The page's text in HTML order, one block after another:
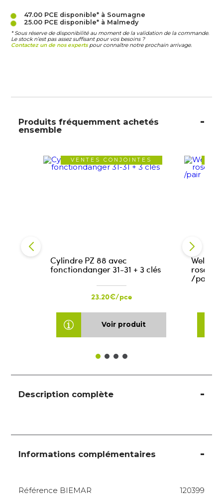
47.00 PCEdisponible* à Soumagne
25.00 PCEdisponible* à Malmedy
* Sous réserve de disponibilité au moment de la validation de la commande.
Le stock n’est pas assez suffisant pour vos besoins ?
Contactez un de nos expertspour connaître notre prochain arrivage.
Produits fréquemment achetés
ensemble
VENTES CONJOINTES
Cylindre PZ 88 avec
fonctiondanger 31-31 + 3 clés
23.20€/pce
Voir produit
Welded
rose
/pair
Description complète
Informations complémentaires
Référence BIEMAR 120399